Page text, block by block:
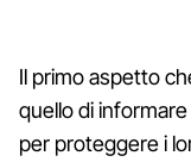
Il primo aspetto
quello di
per proteggere i